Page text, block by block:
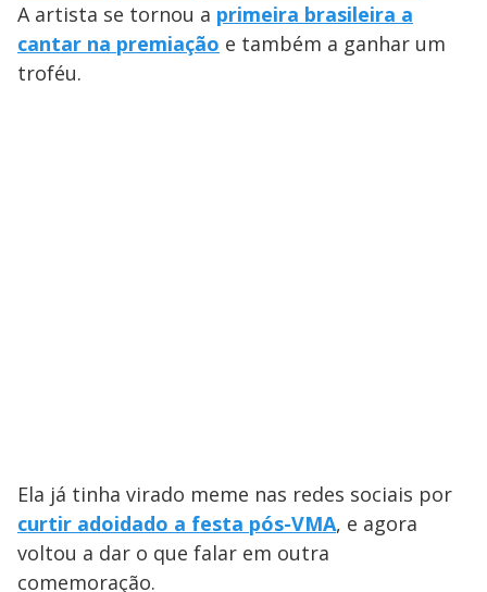
A artista se tornou a primeira brasileira a
cantar na premiação e também a ganhar um
troféu.
Ela já tinha virado meme nas redes sociais por
curtir adoidado a festa pós-VMA, e agora
voltou a dar o que falar em outra
comemoração.